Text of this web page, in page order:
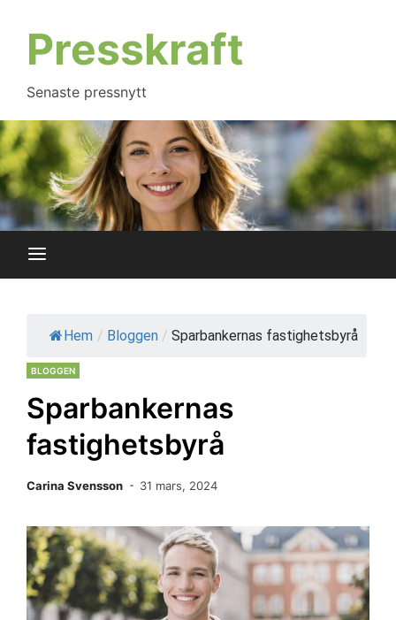
innehållPresskraft
Senaste pressnytt
Hem / Bloggen / Sparbankernas fastighetsbyrå
BLOGGEN
Sparbankernas
fastighetsbyrå
Carina Svensson 31 mars, 2024